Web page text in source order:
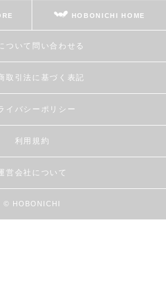
HOBONICHI HOME
ついて問い合わせる
取引法に基づく表記
イバシーポリシー
利用規約
営会社について
© HOBONICHI